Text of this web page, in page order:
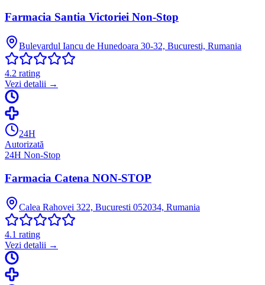
Farmacia Santia Victoriei Non-Stop
Bulevardul Iancu de Hunedoara 30-32, Bucuresti, Rumania
4.2 rating
Vezi detalii →
24H
Autorizată
24H Non-Stop
Farmacia Catena NON-STOP
Calea Rahovei 322, Bucuresti 052034, Rumania
4.1 rating
Vezi detalii →